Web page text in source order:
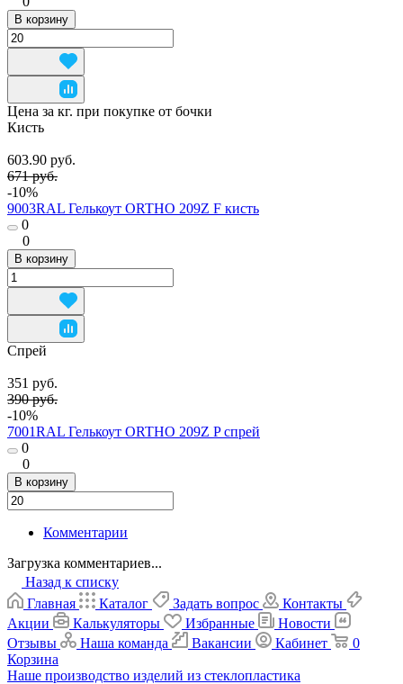
В корзину
Цена за кг. при покупке от бочки
Кисть
603.90 руб.
671 руб.
-10%
9003RAL Гелькоут ORTHO 209Z F кисть
0
0
В корзину
Спрей
351 руб.
390 руб.
-10%
7001RAL Гелькоут ORTHO 209Z P спрей
0
0
В корзину
Комментарии
Загрузка комментариев...
Назад к списку
Главная
Каталог Задать вопрос
Контакты
Акции
Калькуляторы Избранные
Новости
Отзывы
Наша команда Вакансии Кабинет
0
Корзина
Наше производство изделий из стеклопластика